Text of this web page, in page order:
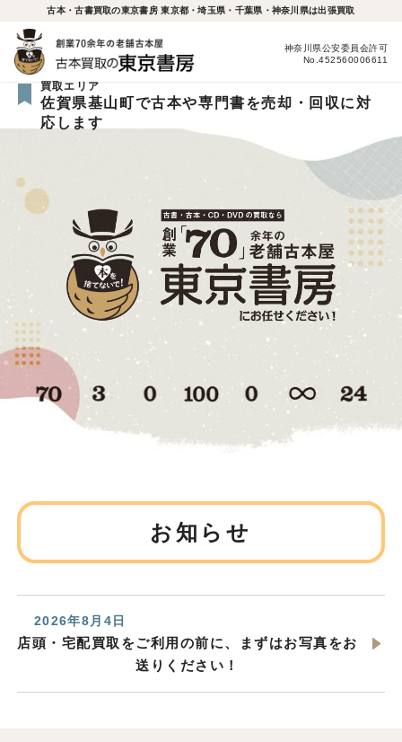
古本・古書買取の東京書房 東京都・埼玉県・千葉県・神奈川県は出張買取
神奈川県公安委員会許可
No.452560006611
買取エリア
佐賀県基山町で古本や専門書を売却・回収に対
応します
お知らせ
2026年8月4日
店頭・宅配買取をご利用の前に、まずはお写真をお
送りください！